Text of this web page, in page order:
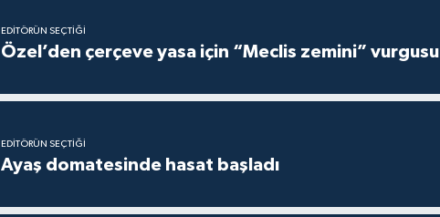
EDITÖRÜN SEÇTIĞI
Özel’den çerçeve yasa için “Meclis zemini” vurgusu
EDITÖRÜN SEÇTIĞI
Ayaş domatesinde hasat başladı